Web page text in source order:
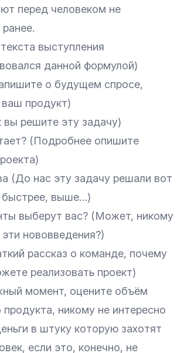
перед человеком не
выступления
данной формулой)
о будущем спросе,
продукт)
решите эту задачу)
(Подробнее опишите
(До нас эту задачу решали вот
быстрее, выше…)
выберут вас? (Может, никому
нововведения?)
рассказ о команде, почему
реализовать проект)
момент, оцените объём
никому не интересно
в штуку которую захотят
если это, конечно, не